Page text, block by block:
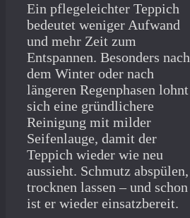
Ein pflegeleichter Teppich
bedeutet weniger Aufwand
und mehr Zeit zum
Entspannen. Besonders nach
dem Winter oder nach
längeren Regenphasen lohnt
sich eine gründlichere
Reinigung mit milder
Seifenlauge, damit der
Teppich wieder wie neu
aussieht. Schmutz abspülen,
trocknen lassen – und schon
ist er wieder einsatzbereit.